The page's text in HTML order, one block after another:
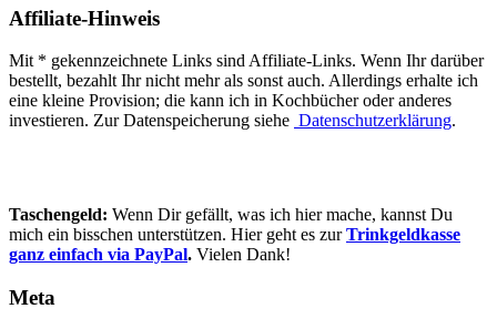
Affiliate-Hinweis
Mit * gekennzeichnete Links sind Affiliate-Links. Wenn Ihr darüber
bestellt, bezahlt Ihr nicht mehr als sonst auch. Allerdings erhalte ich
eine kleine Provision; die kann ich in Kochbücher oder anderes
investieren. Zur Datenspeicherung siehe Datenschutzerklärung.
Taschengeld: Wenn Dir gefällt, was ich hier mache, kannst Du
mich ein bisschen unterstützen. Hier geht es zurTrinkgeldkasse
ganz einfach via PayPal. Vielen Dank!
Meta